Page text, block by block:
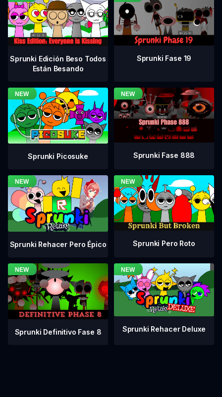
Sprunki Edición Beso Todos
Están Besando
Sprunki Fase 19
Sprunki Picosuke Sprunki Fase 888
Sprunki Rehacer Pero Épico Sprunki Pero Roto
Sprunki Definitivo Fase 8 Sprunki Rehacer Deluxe